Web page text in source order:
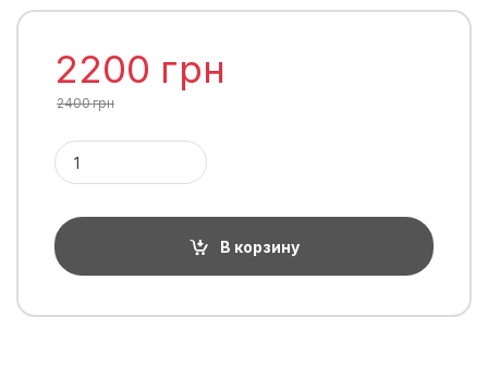
2200 грн
2400грн
Количество 1ТП1Т
В корзину